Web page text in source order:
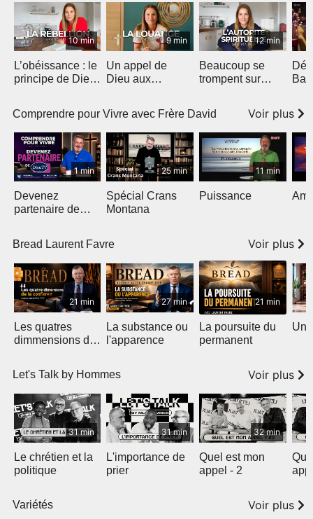
10 min
L’obéissance : le
principe de Dieu
9 min
Un appel de
Dieu aux
12 min
Beaucoup se
trompent sur
Comprendre pour Vivre avec Frère David Voir plus
1 min
Devenez
partenaire de
25 min
Spécial Crans
Montana
11 min
Puissance
Bread Laurent Favre Voir plus
21 min
Les quatres
dimmensions de
27 min
La substance ou
l'apparence
21 min
La poursuite du
permanent
Let's Talk by Hommes Voir plus
31 min
Le chrétien et la
politique
31 min
L'importance de
prier
32 min
Quel est mon
appel - 2
Variétés Voir plus